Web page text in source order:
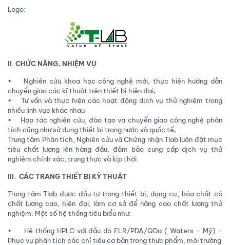
Logo:
II. CHỨC NĂNG, NHIỆM VỤ
• Nghiên cứu khoa học công nghệ mới, thực hiện hướng dẫn
chuyển giao các kĩ thuật trên thiết bị hiện đại;
• Tư vấn và thực hiện các hoạt động dịch vụ thử nghiệm trong
nhiều linh vực khác nhau
• Hợp tác nghiên cứu, đào tạo và chuyển giao công nghệ phân
tích cũng như sử dụng thiết bị trong nước và quốc tế;
Trung tâm Phân tích, Nghiên cứu và Chứng nhận Tlab luôn đặt mục
tiêu chất lượng lên hàng đầu, đảm bảo cung cấp dịch vụ thử
nghiệm chính xác, trung thực và kịp thời.
III. CÁC TRANG THIẾT BỊ KỸ THUẬT
Trung tâm Tlab được đầu tư trang thiết bị, dụng cụ, hóa chất có
chất lượng cao, hiện đại, làm cơ sở để nâng cao chất lượng thử
nghiệm. Một số hệ thống tiêu biểu như:
• Hệ thống HPLC với đầu dò FLR/PDA/QDa ( Waters - Mỹ) -
Phục vụ phân tích các chỉ tiêu cơ bản trong thưc phẩm, môi trường